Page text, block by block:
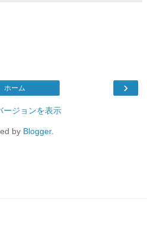
›
ホーム
ージョンを表示
by Blogger.